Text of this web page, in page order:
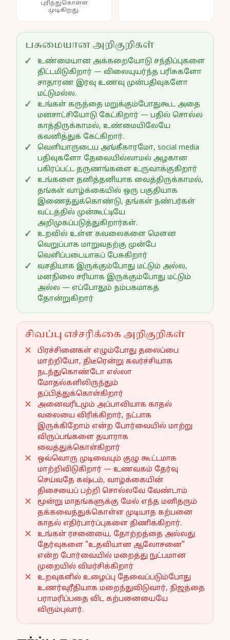
புரிந்துகொள்ள
முடிகிறது.
பசுமையான அறிகுறிகள்
உண்மையான அக்கறையோடு சந்திப்புகளை
திட்டமிடுகிறார் — விலையுயர்ந்த பரிசுகளோ
சாதாரண இரவு உணவு முன்பதிவுகளோ
மட்டுமல்ல.
உங்கள் கருத்தை மறுக்கும்போதுகூட அதை
மனசாட்சியோடு கேட்கிறார் — பதில் சொல்ல
காத்திருக்காமல், உண்மையிலேயே
கவனித்துக் கேட்கிறார்.
வெளியாருடைய அங்கீகாரமோ, social media
பதிவுகளோ தேவையில்லாமல் அழகான
பகிரப்பட்ட தருணங்களை உருவாக்குகிறார்
உங்களை தனித்தனியாக வைத்திருக்காமல்,
தங்கள் வாழ்க்கையில் ஒரு பகுதியாக
இணைத்துக்கொண்டு, தங்கள் நண்பர்கள்
வட்டத்தில் முன்கூட்டியே
அறிமுகப்படுத்துகிறார்கள்.
உறவில் உள்ள கவலைகளை மௌன
வெறுப்பாக மாறுவதற்கு முன்பே
வெளிப்படையாகப் பேசுகிறார்
வசதியாக இருக்கும்போது மட்டும் அல்ல,
மனநிலை சரியாக இருக்கும்போது மட்டும்
அல்ல — எப்போதும் நம்பகமாகத்
தோன்றுகிறார்
சிவப்பு எச்சரிக்கை அறிகுறிகள்
பிரச்சினைகள் எழும்போது தலைப்பை
மாற்றியோ, திடீரென்று கவர்ச்சியாக
நடந்துகொண்டோ எல்லா
மோதல்களிலிருந்தும்
தப்பித்துக்கொள்கிறார்
அனைவரிடமும் அப்பாவியாக காதல்
வலையை விரிக்கிறார், நட்பாக
இருக்கிறோம் என்ற போர்வையில் மாற்று
விருப்பங்களை தயாராக
வைத்துக்கொள்கிறார்
ஒவ்வொரு முடிவையும் குழு கூட்டமாக
மாற்றிவிடுகிறார் — உணவகம் தேர்வு
செய்வதே கஷ்டம், வாழ்க்கையின்
திசையைப் பற்றி சொல்லவே வேண்டாம்
மூன்று மாதங்களுக்கு மேல் எந்த மனிதரும்
தக்கவைத்துக்கொள்ள முடியாத கற்பனை
காதல் எதிர்பார்ப்புகளை திணிக்கிறார்.
உங்கள் ரசனையை, தோற்றத்தை அல்லது
தேர்வுகளை "உதவியான ஆலோசனை"
என்ற போர்வையில் மறைத்து நுட்பமான
முறையில் விமர்சிக்கிறார்
உறவுகளில் உழைப்பு தேவைப்படும்போது
உணர்வுரீதியாக மறைந்துவிடுவார், நிஜத்தை
பராமரிப்பதை விட கற்பனையையே
விரும்புவார்.